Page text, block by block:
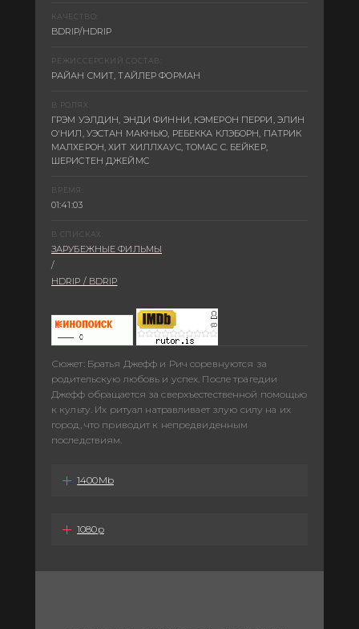
КАЧЕСТВО:
BDRIP/HDRIP
РЕЖИССЕРСКИЙ СОСТАВ:
РАЙАН СМИТ, ТАЙЛЕР ФОРМАН
В РОЛЯХ:
ГРЭМ УЭЛДИН, ЭНДИ ФИННИ, КЭМЕРОН ПЕРРИ, ЭЛИН
О'НИЛ, УЭСТАН МАКНЬЮ, РЕБЕККА КЛЭБОРН, ПАТРИК
МАЛХЕРОН, ХИТ ХИЛЛХАУС, ТОМАС С. БЕЙКЕР,
ШЕРИСТЕН ДЖЕЙМС
ВРЕМЯ:
01:41:03
В СПИСКАХ:
ЗАРУБЕЖНЫЕ ФИЛЬМЫ
/
HDRIP / BDRIP
Сюжет: Братья Джефф и Рич соревнуются за
родительскую любовь и успех. После трагедии
Джефф обращается за сверхъестественной помощью
к культу. Их ритуал натравливает злую силу на их
город, что приводит к непредвиденным
последствиям.
1400Mb
1080p